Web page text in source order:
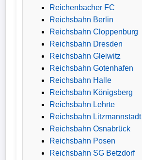
Bundesliga
Ergebnisse
SONSTIGES
Fußballspieler
Reichenbacher FC
Reichsbahn Berlin
Reichsbahn Cloppenburg
Reichsbahn Dresden
Reichsbahn Gleiwitz
Reichsbahn Gotenhafen
Reichsbahn Halle
Reichsbahn Königsberg
Reichsbahn Lehrte
Reichsbahn Litzmannstadt
Reichsbahn Osnabrück
Reichsbahn Posen
Reichsbahn SG Betzdorf